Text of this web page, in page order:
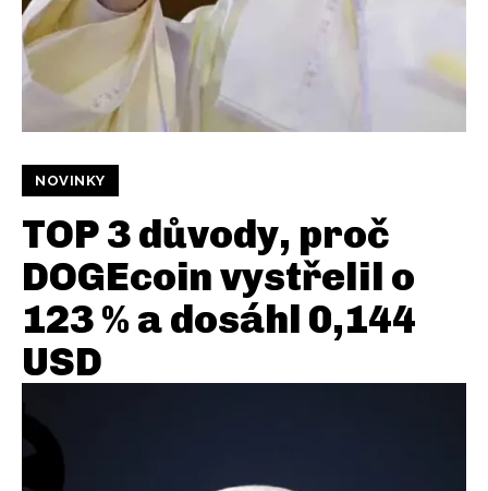
NOVINKY
TOP 3 důvody, proč
DOGEcoin vystřelil o
123 % a dosáhl 0,144
USD